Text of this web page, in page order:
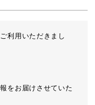
利用いただきまし
をお届けさせていた